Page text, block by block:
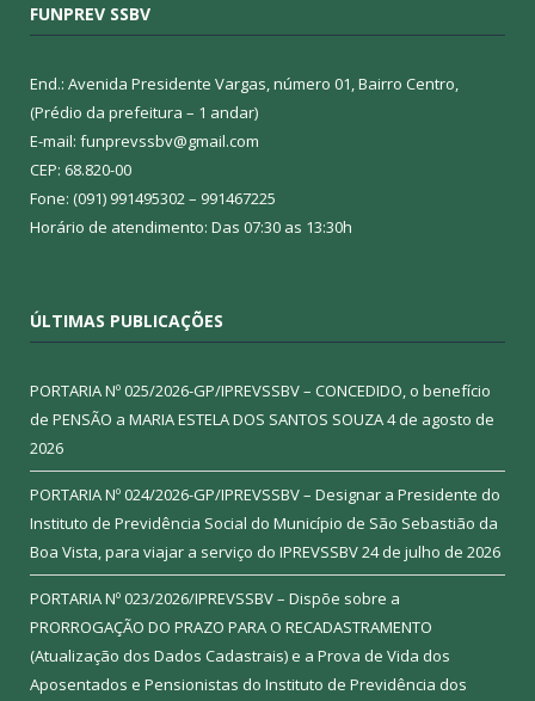
FUNPREV SSBV
End.: Avenida Presidente Vargas, número 01, Bairro Centro,
(Prédio da prefeitura – 1 andar)
E-mail: funprevssbv@gmail.com
CEP: 68.820-00
Fone: (091) 991495302 – 991467225
Horário de atendimento: Das 07:30 as 13:30h
ÚLTIMAS PUBLICAÇÕES
PORTARIA Nº 025/2026-GP/IPREVSSBV – CONCEDIDO, o benefício
de PENSÃO a MARIA ESTELA DOS SANTOS SOUZA4 de agosto de
2026
PORTARIA Nº 024/2026-GP/IPREVSSBV – Designar a Presidente do
Instituto de Previdência Social do Município de São Sebastião da
Boa Vista, para viajar a serviço do IPREVSSBV24 de julho de 2026
PORTARIA Nº 023/2026/IPREVSSBV – Dispõe sobre a
PRORROGAÇÃO DO PRAZO PARA O RECADASTRAMENTO
(Atualização dos Dados Cadastrais) e a Prova de Vida dos
Aposentados e Pensionistas do Instituto de Previdência dos